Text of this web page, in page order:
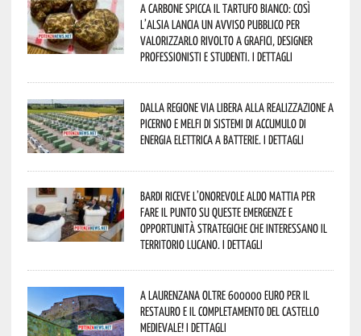
A Carbone spicca il tartufo bianco: così
l’Alsia lancia un avviso pubblico per
valorizzarlo rivolto a grafici, designer
professionisti e studenti. I dettagli
Dalla Regione via libera alla realizzazione a
Picerno e Melfi di sistemi di accumulo di
energia elettrica a batterie. I dettagli
Bardi riceve l’onorevole Aldo Mattia per
fare il punto su queste emergenze e
opportunità strategiche che interessano il
territorio lucano. I dettagli
A Laurenzana oltre 600000 euro per il
restauro e il completamento del Castello
Medievale! I dettagli